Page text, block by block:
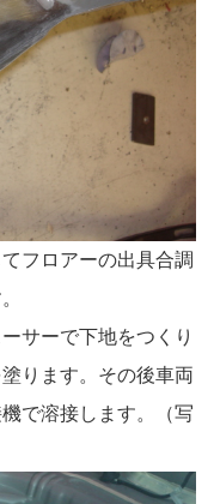
フロアーの出具合調
サーで下地をつくり
ります。その後車両
で溶接します。（写